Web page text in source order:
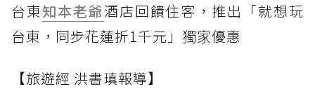
台東知本老爺酒店回饋住客，推出「就想玩
台東，同步花蓮折1千元」獨家優惠
【旅遊經 洪書瑱報導】